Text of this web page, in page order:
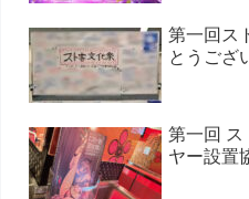
第一回ス
とうござ
第一回 ス
ヤー設置